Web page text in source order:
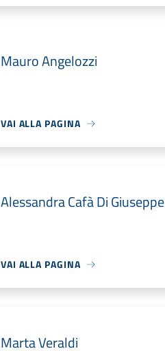
Mauro Angelozzi
VAI ALLA PAGINA
Alessandra Cafà Di Giuseppe
VAI ALLA PAGINA
Marta Veraldi